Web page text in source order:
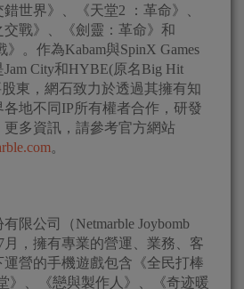
世界》、《天堂2 ：革命》、
交戰》、《劍靈：革命》和
》。作為Kabam與SpinX Games
City和HYBE(原名Big Hit
股東，網石致力於透過其擁有知
地不同IP所有權者合作，研發
多資訊，請參考官方網站
。
限公司（Netmarble Joybomb
月，擁有專業的營運、業務、客
營的手機遊戲包含《全民打棒
》、《戀與製作人》、《奇迹暖